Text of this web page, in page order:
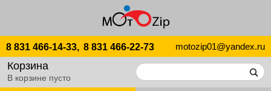
8 831 466-14-33, 8 831 466-22-73 motozip01@yandex.ru
Корзина
В корзине пусто